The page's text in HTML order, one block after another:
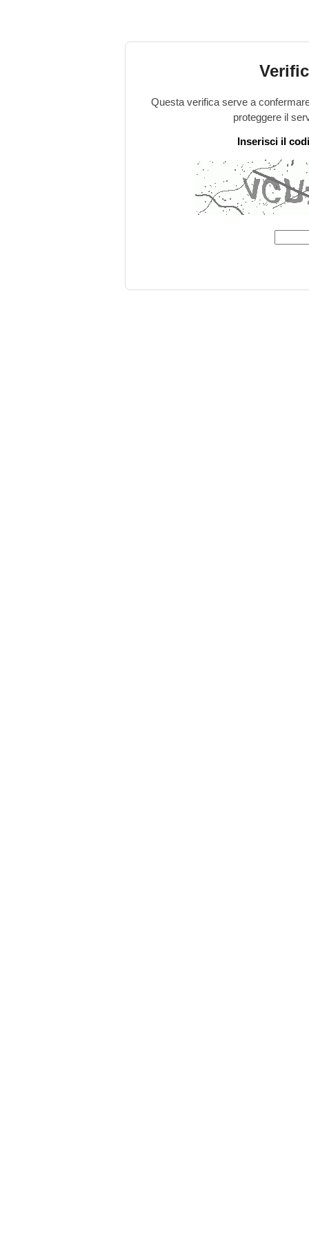
Questa verifica serve a
proteggere il
Inserisci il